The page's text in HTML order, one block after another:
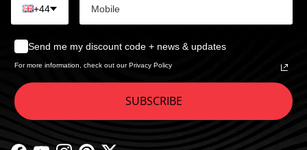
+44
Send me my discount code + news & updates
For more information, check out our Privacy Policy
SUBSCRIBE